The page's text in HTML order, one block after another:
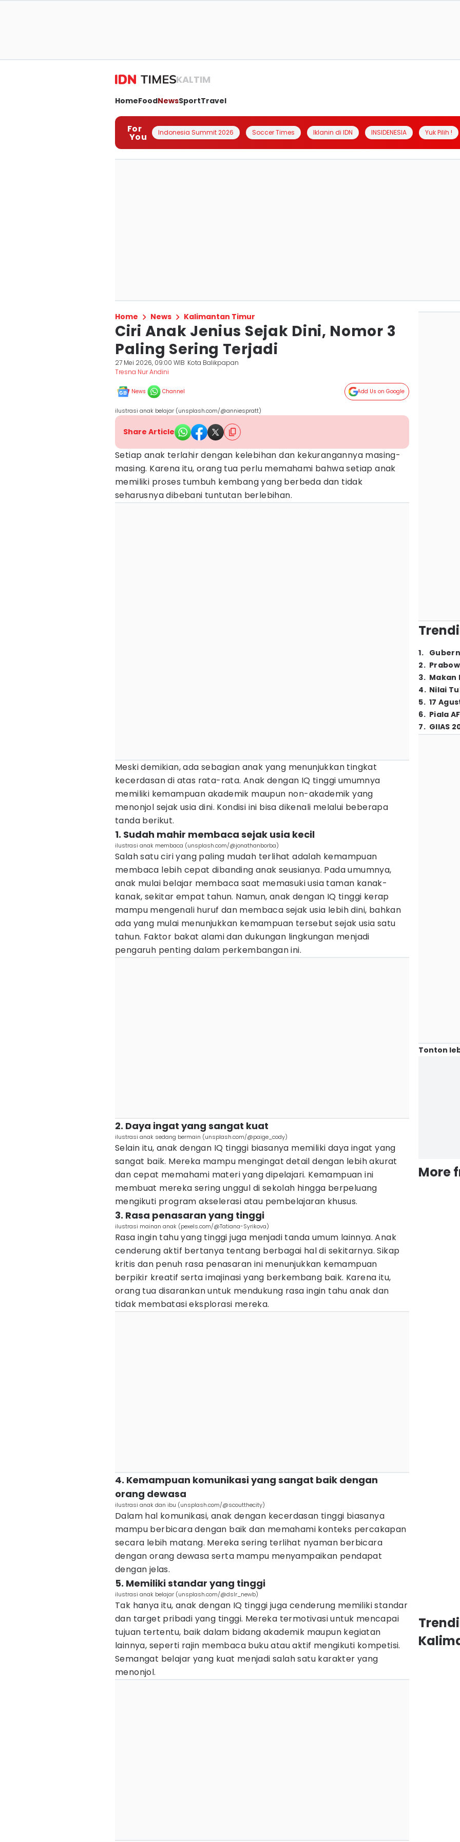
KALTIM
HomeFoodNewsSportTravel
For
You Indonesia Summit 2026 Soccer Times Iklanin di IDN INSIDENESIA Yuk Pilih !
Home News Kalimantan Timur
Ciri Anak Jenius Sejak Dini, Nomor 3
Paling Sering Terjadi
27 Mei 2026, 09:00 WIB Kota Balikpapan
Tresna Nur Andini
News Channel Add Us on Google
ilustrasi anak belajar (unsplash.com/@anniespratt)
Share Article
Setiap anak terlahir dengan kelebihan dan kekurangannya masing-
masing. Karena itu, orang tua perlu memahami bahwa setiap anak
memiliki proses tumbuh kembang yang berbeda dan tidak
seharusnya dibebani tuntutan berlebihan.
Meski demikian, ada sebagian anak yang menunjukkan tingkat
kecerdasan di atas rata-rata. Anak dengan IQ tinggi umumnya
memiliki kemampuan akademik maupun non-akademik yang
menonjol sejak usia dini. Kondisi ini bisa dikenali melalui beberapa
tanda berikut.
1. Sudah mahir membaca sejak usia kecil
ilustrasi anak membaca (unsplash.com/@jonathanborba)
Salah satu ciri yang paling mudah terlihat adalah kemampuan
membaca lebih cepat dibanding anak seusianya. Pada umumnya,
anak mulai belajar membaca saat memasuki usia taman kanak-
kanak, sekitar empat tahun. Namun, anak dengan IQ tinggi kerap
mampu mengenali huruf dan membaca sejak usia lebih dini, bahkan
ada yang mulai menunjukkan kemampuan tersebut sejak usia satu
tahun. Faktor bakat alami dan dukungan lingkungan menjadi
pengaruh penting dalam perkembangan ini.
2. Daya ingat yang sangat kuat
ilustrasi anak sedang bermain (unsplash.com/@paige_cody)
Selain itu, anak dengan IQ tinggi biasanya memiliki daya ingat yang
sangat baik. Mereka mampu mengingat detail dengan lebih akurat
dan cepat memahami materi yang dipelajari. Kemampuan ini
membuat mereka sering unggul di sekolah hingga berpeluang
mengikuti program akselerasi atau pembelajaran khusus.
3. Rasa penasaran yang tinggi
ilustrasi mainan anak (pexels.com/@Tatiana-Syrikova)
Rasa ingin tahu yang tinggi juga menjadi tanda umum lainnya. Anak
cenderung aktif bertanya tentang berbagai hal di sekitarnya. Sikap
kritis dan penuh rasa penasaran ini menunjukkan kemampuan
berpikir kreatif serta imajinasi yang berkembang baik. Karena itu,
orang tua disarankan untuk mendukung rasa ingin tahu anak dan
tidak membatasi eksplorasi mereka.
4. Kemampuan komunikasi yang sangat baik dengan
orang dewasa
ilustrasi anak dan ibu (unsplash.com/@scoutthecity)
Dalam hal komunikasi, anak dengan kecerdasan tinggi biasanya
mampu berbicara dengan baik dan memahami konteks percakapan
secara lebih matang. Mereka sering terlihat nyaman berbicara
dengan orang dewasa serta mampu menyampaikan pendapat
dengan jelas.
5. Memiliki standar yang tinggi
ilustrasi anak belajar (unsplash.com/@dslr_newb)
Tak hanya itu, anak dengan IQ tinggi juga cenderung memiliki standar
dan target pribadi yang tinggi. Mereka termotivasi untuk mencapai
tujuan tertentu, baik dalam bidang akademik maupun kegiatan
lainnya, seperti rajin membaca buku atau aktif mengikuti kompetisi.
Semangat belajar yang kuat menjadi salah satu karakter yang
menonjol.
1.
2.
3. Makan
4. Nilai
5. 17
6. Piala
7. GIIAS
Tonton
More